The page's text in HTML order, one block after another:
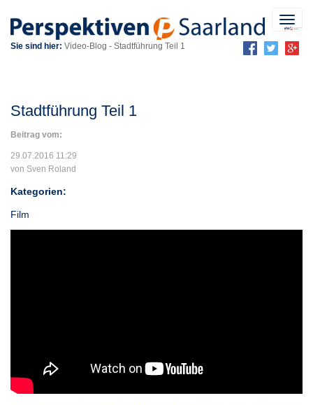
Sie sind hier: Video-Blog - Stadtführung Teil 1
Stadtführung Teil 1
Beitrag vom:
29.07.2016 11:29
von Sven Roland
Kategorien:
Film